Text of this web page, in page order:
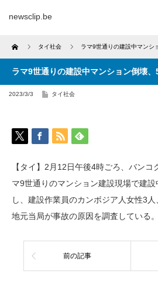
newsclip.be
Home タイ社会 ラマ9世通りの建設中マンシ
ラマ9世通りの建設中マンション倒壊、
2023/3/3 タイ社会
【タイ】2月12日午後4時ごろ、バンコ
マ9世通りのマンション建設現場で建
し、建設作業員のカンボジア人女性3人
地元当局が事故の原因を調査している。
前の記事